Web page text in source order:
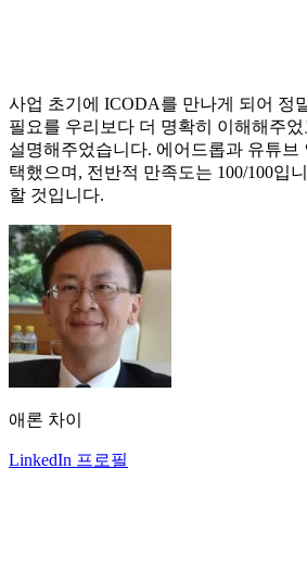
사업 초기에 ICODA를 만나게 되어 정
필요를 우리보다 더 명확히 이해해주
설명해주었습니다. 에어드롭과 유튜브
택했으며, 전반적 만족도는 100/100입
할 것입니다.
애론 차이
LinkedIn 프로필